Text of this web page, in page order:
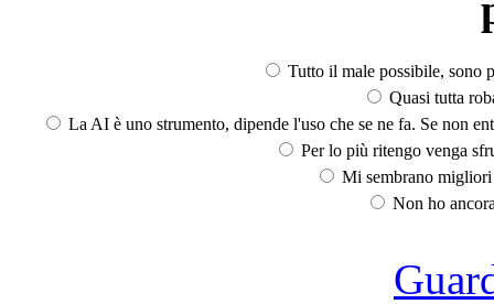
Tutto il male possibile, sono
Quasi tutta
La AI è uno strumento, dipende l'uso che se ne fa. Se non
Per lo più ritengo venga
Mi sembrano
Non ho